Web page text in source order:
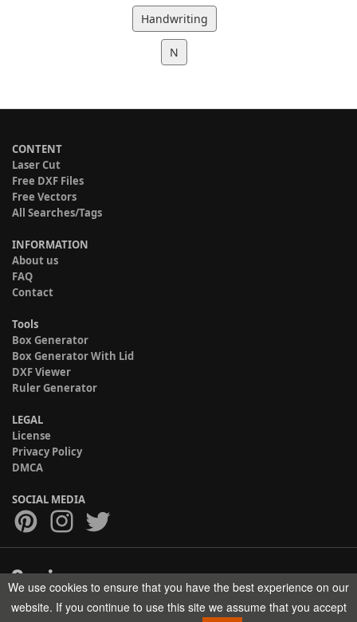
Handwriting
N
CONTENT
Laser Cut
Free DXF Files
Free Vectors
All Searches/Tags
INFORMATION
About us
FAQ
Contact
Tools
Box Generator
Box Generator With Lid
DXF Viewer
Ruler Generator
LEGAL
License
Privacy Policy
DMCA
SOCIAL MEDIA
Copyright © 2017-2026 HELMAN TECH All rights reserved.
We use cookies to ensure that you have the best experience on our
website. If you continue to use this site we assume that you accept